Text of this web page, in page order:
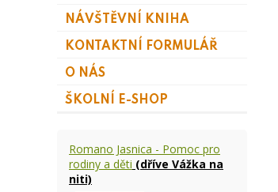
NÁVŠTĚVNÍ KNIHA
KONTAKTNÍ FORMULÁŘ
O NÁS
ŠKOLNÍ E-SHOP
Romano Jasnica - Pomoc pro
rodiny a děti (dříve Vážka na
niti)